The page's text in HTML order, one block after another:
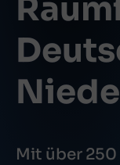
Mit über